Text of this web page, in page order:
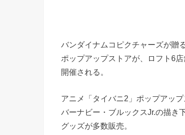
バンダイナムコピクチャーズが贈
ポップアップストアが、ロフト6
開催される。
アニメ「タイバニ2」ポップアッ
バーナビー・ブルックスJr.の描き
グッズが多数販売。